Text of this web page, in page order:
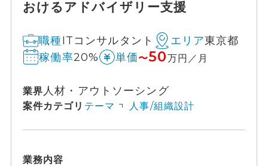
おけるアドバイザリー支援
職種ITコンサルタント エリア東京都
稼働率20% 単価〜50万円／月
業界 人材・アウトソーシング
案件カテゴリ テーマ 人事/組織設計
業務内容